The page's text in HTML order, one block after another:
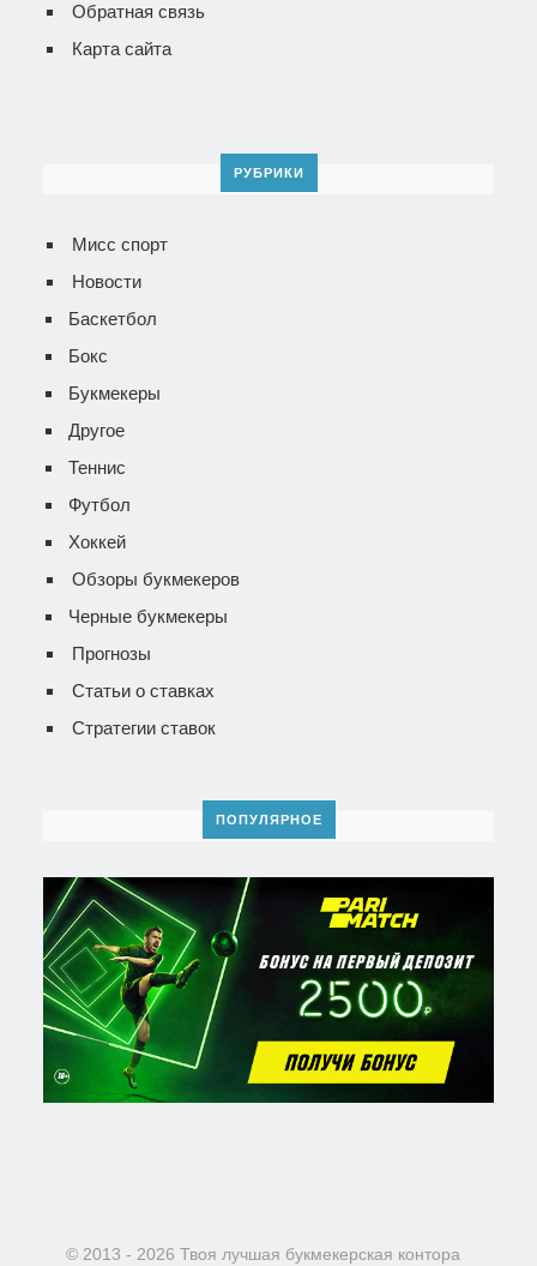
Обратная связь
Карта сайта
РУБРИКИ
Мисс спорт
Новости
Баскетбол
Бокс
Букмекеры
Другое
Теннис
Футбол
Хоккей
Обзоры букмекеров
Черные букмекеры
Прогнозы
Статьи о ставках
Стратегии ставок
ПОПУЛЯРНОЕ
© 2013 - 2026 Твоя лучшая букмекерская контора